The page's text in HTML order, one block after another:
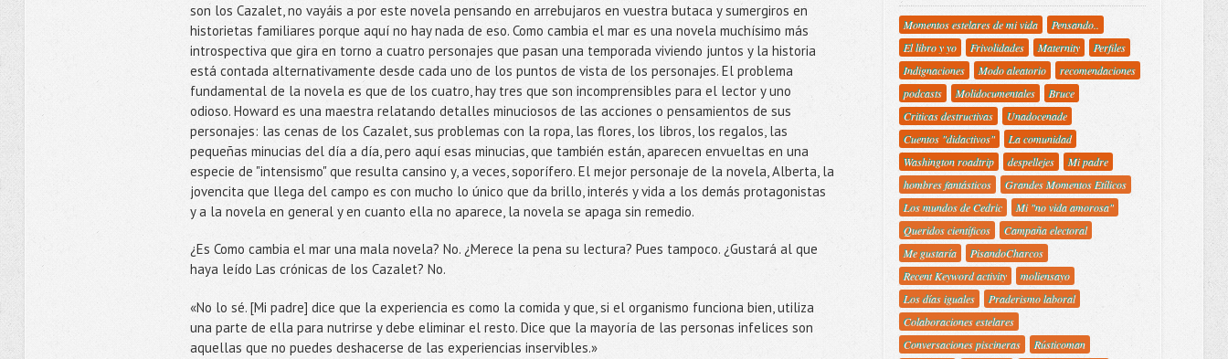
son los Cazalet, no vayáis a por este novela pensando en arrebujaros en vuestra butaca y sumergiros en
historietas familiares porque aquí no hay nada de eso. Como cambia el mar es una novela muchísimo más
introspectiva que gira en torno a cuatro personajes que pasan una temporada viviendo juntos y la historia
está contada alternativamente desde cada uno de los puntos de vista de los personajes. El problema
fundamental de la novela es que de los cuatro, hay tres que son incomprensibles para el lector y uno
odioso. Howard es una maestra relatando detalles minuciosos de las acciones o pensamientos de sus
personajes: las cenas de los Cazalet, sus problemas con la ropa, las flores, los libros, los regalos, las
pequeñas minucias del día a día, pero aquí esas minucias, que también están, aparecen envueltas en una
especie de "intensismo" que resulta cansino y, a veces, soporífero. El mejor personaje de la novela, Alberta, la
jovencita que llega del campo es con mucho lo único que da brillo, interés y vida a los demás protagonistas
y a la novela en general y en cuanto ella no aparece, la novela se apaga sin remedio.
¿Es Como cambia el mar una mala novela? No. ¿Merece la pena su lectura? Pues tampoco. ¿Gustará al que
haya leído Las crónicas de los Cazalet? No.
«No lo sé. [Mi padre] dice que la experiencia es como la comida y que, si el organismo funciona bien, utiliza
una parte de ella para nutrirse y debe eliminar el resto. Dice que la mayoría de las personas infelices son
aquellas que no puedes deshacerse de las experiencias inservibles.»
Momentos estelares de mi vida
Pensando..
El libro y yo
Frivolidades Maternity
Perfiles
Indignaciones
Modo aleatorio
recomendaciones
podcasts
Molidocumentales
Bruce
Criticas destructivas
Unadocenade
Cuentos "didactivos"
La comunidad
Washington roadtrip
despellejes
Mi padre
hombres fantásticos
Grandes Momentos Etílicos
Los mundos de Cedric
Mi "no vida amorosa"
Queridos científicos
Campaña electoral
Me gustaría
PisandoCharcos
Recent Keyword activity
moliensayo
Los días iguales
Praderismo laboral
Colaboraciones estelares
Conversaciones piscineras
Rústicoman